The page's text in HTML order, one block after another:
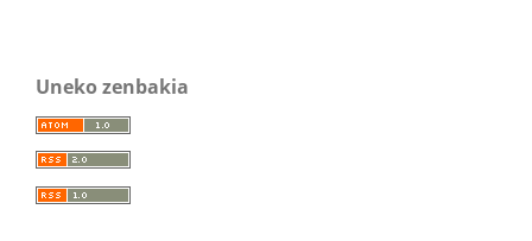
Uneko zenbakia